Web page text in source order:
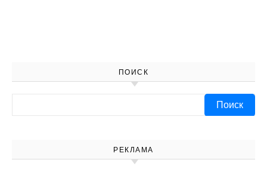
ПОИСК
РЕКЛАМА